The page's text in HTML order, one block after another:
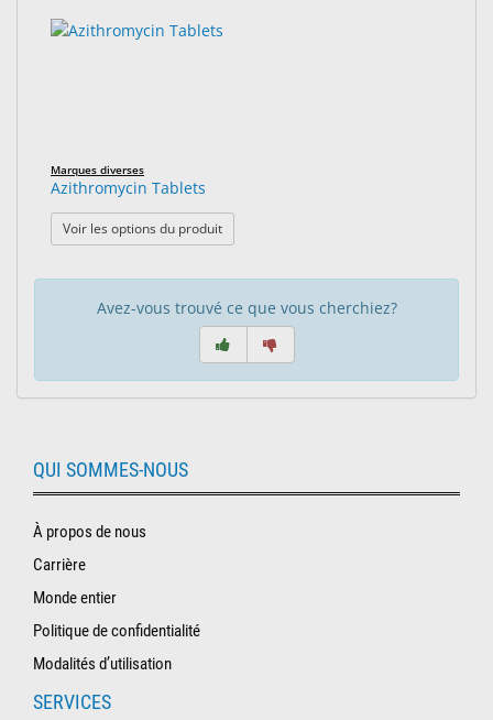
Marques diverses
Azithromycin Tablets
Voir les options du produit: Azithromycin Tablets
Avez-vous trouvé ce que vous cherchiez?
QUI SOMMES-NOUS
À propos de nous
Carrière
Monde entier
Politique de confidentialité
Modalités d’utilisation
SERVICES